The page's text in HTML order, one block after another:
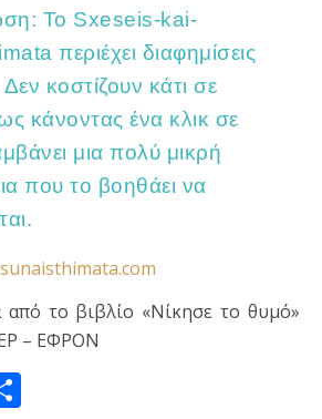
Το Sxeseis-kai-
περιέχει διαφημίσεις
κοστίζουν κάτι σε
κάνοντας ένα κλικ σε
μια πολύ μικρή
που το βοηθάει να
το βιβλίο «Νίκησε το θυμό»
– ΕΦΡΟΝ